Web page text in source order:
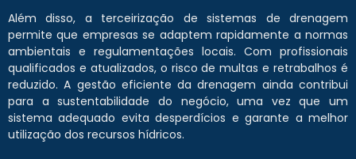
Além disso, a terceirização de sistemas de drenagem
permite que empresas se adaptem rapidamente a normas
ambientais e regulamentações locais. Com profissionais
qualificados e atualizados, o risco de multas e retrabalhos é
reduzido. A gestão eficiente da drenagem ainda contribui
para a sustentabilidade do negócio, uma vez que um
sistema adequado evita desperdícios e garante a melhor
utilização dos recursos hídricos.